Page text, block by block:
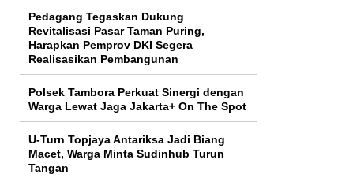
Pedagang Tegaskan Dukung
Revitalisasi Pasar Taman Puring,
Harapkan Pemprov DKI Segera
Realisasikan Pembangunan
Polsek Tambora Perkuat Sinergi dengan
Warga Lewat Jaga Jakarta+ On The Spot
U-Turn Topjaya Antariksa Jadi Biang
Macet, Warga Minta Sudinhub Turun
Tangan